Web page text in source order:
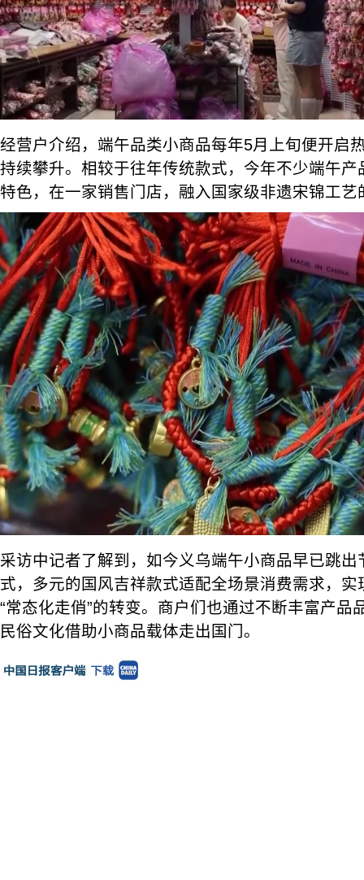
经营户介绍，端午品类小商品每年5月上旬便开启
持续攀升。相较于往年传统款式，今年不少端午
特色，在一家销售门店，融入国家级非遗宋锦工
采访中记者了解到，如今义乌端午小商品早已跳
式，多元的国风吉祥款式适配全场景消费需求，实
“常态化走俏”的转变。商户们也通过不断丰富产品
民俗文化借助小商品载体走出国门。